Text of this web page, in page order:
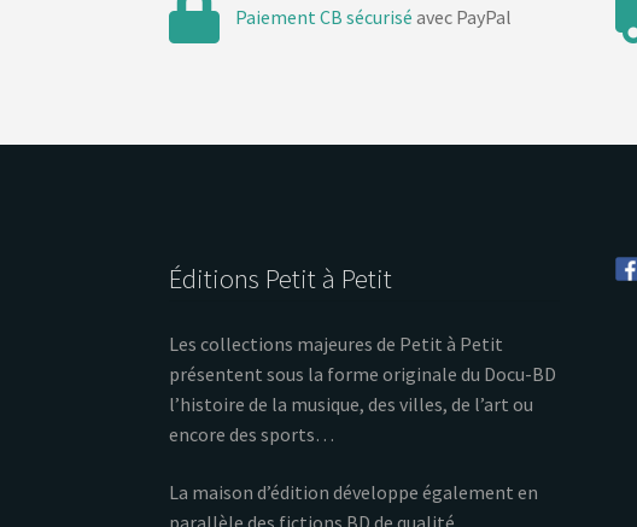
Paiement CB sécurisé avec PayPal
Éditions Petit à Petit
Les collections majeures de Petit à Petit
présentent sous la forme originale du Docu-BD
l’histoire de la musique, des villes, de l’art ou
encore des sports…
La maison d’édition développe également en
parallèle des fictions BD de qualité.